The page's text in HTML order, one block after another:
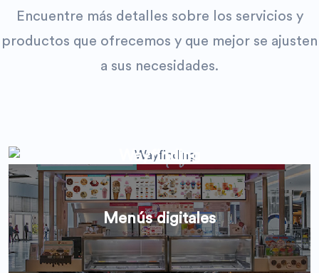
Encuentre más detalles sobre los servicios y
productos que ofrecemos y que mejor se ajusten
a sus necesidades.
Wayfinding
Menús digitales